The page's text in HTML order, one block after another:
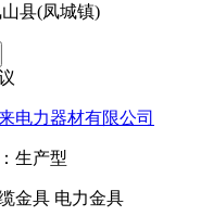
县(凤城镇)
电力器材有限公司
生产型
金具 电力金具